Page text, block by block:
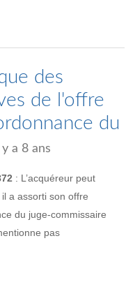
des
de l'offre
du
a 8 ans
: L’acquéreur peut
a assorti son offre
du juge-commissaire
pas